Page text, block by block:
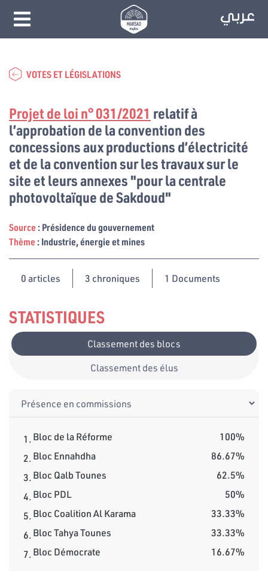
VOTES ET LÉGISLATIONS
STATISTIQUES
Classement des blocs
Classement des élus
1.Bloc de la Réforme
100%
2.Bloc Ennahdha
86.67%
3.Bloc Qalb Tounes
62.5%
4.Bloc PDL
50%
5.Bloc Coalition Al Karama
33.33%
6.Bloc Tahya Tounes
33.33%
7.Bloc Démocrate 16.67%
Projet de loi n° 031/2021 relatif à
l’approbation de la convention des
concessions aux productions d’électricité
et de la convention sur les travaux sur le
site et leurs annexes "pour la centrale
photovoltaïque de Sakdoud"
Source: Présidence du gouvernement
Thème: Industrie, énergie et mines
0articles 3 chroniques 1 Documents